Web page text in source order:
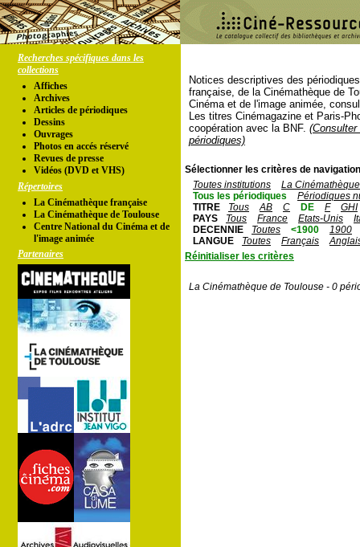
Recherches spécifiques dans les
collections
Affiches
Archives
Articles de périodiques
Dessins
Ouvrages
Photos en accés réservé
Revues de presse
Vidéos (DVD et VHS)
Répertoires
La Cinémathèque française
La Cinémathèque de Toulouse
Centre National du Cinéma et de
l'image animée
Partenaires
Notices descriptives des
française, de la Cinémathèque de
Cinéma et de l'image animée,
Les titres Cinémagazine et Paris-
coopération avec la BNF.
périodiques)
Sélectionner les critères de
Toutes institutions
La
Tous les périodiques
Périodiques
TITRE
Tous AB C DE F
GHI
PAYS
Tous France Etats-Unis
DECENNIE
Toutes <1900
1900
LANGUE
Toutes Français
Réinitialiser les critères
La Cinémathèque de Toulouse - 0